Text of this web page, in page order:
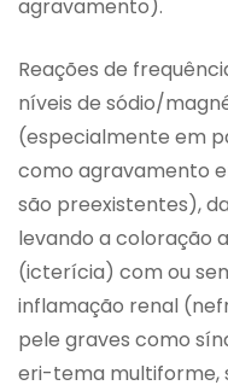
agravamento).
Reações de
níveis de sódio/
(especialmente em
como agravamento
são preexistentes),
levando a coloração
(icterícia) com ou
inflamação renal
pele graves como
eri-tema multiforme,